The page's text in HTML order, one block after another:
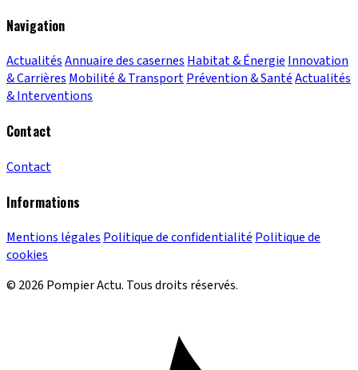
Navigation
ActualitésAnnuaire des casernes Habitat & Énergie Innovation
& Carrières Mobilité & TransportPrévention & SantéActualités
& Interventions
Contact
Contact
Informations
Mentions légales Politique de confidentialité Politique de
cookies
© 2026 Pompier Actu. Tous droits réservés.